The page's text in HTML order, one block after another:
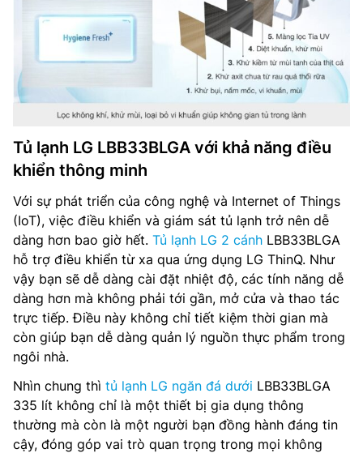
Tủ lạnh LG LBB33BLGA với khả năng điều
khiển thông minh
Với sự phát triển của công nghệ và Internet of Things
(IoT), việc điều khiển và giám sát tủ lạnh trở nên dễ
dàng hơn bao giờ hết. Tủ lạnh LG 2 cánh LBB33BLGA
hỗ trợ điều khiển từ xa qua ứng dụng LG ThinQ. Như
vậy bạn sẽ dễ dàng cài đặt nhiệt độ, các tính năng dễ
dàng hơn mà không phải tới gần, mở cửa và thao tác
trực tiếp. Điều này không chỉ tiết kiệm thời gian mà
còn giúp bạn dễ dàng quản lý nguồn thực phẩm trong
ngôi nhà.
Nhìn chung thì tủ lạnh LG ngăn đá dưới LBB33BLGA
335 lít không chỉ là một thiết bị gia dụng thông
thường mà còn là một người bạn đồng hành đáng tin
cậy, đóng góp vai trò quan trọng trong mọi không